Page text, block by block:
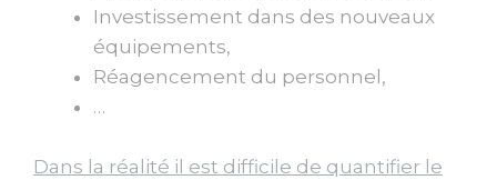
Investissement dans des nouveaux
équipements,
Réagencement du personnel,
…
Dans la réalité il est difficile de quantifier le